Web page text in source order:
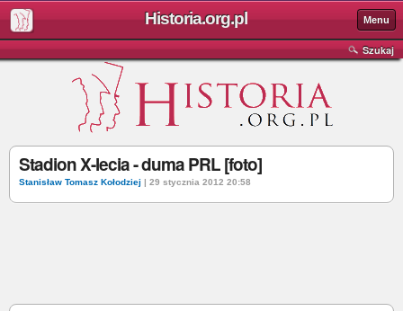
Historia.org.pl Menu
Szukaj
Stadion X-lecia - duma PRL [foto]
Stanisław Tomasz Kołodziej | 29 stycznia 2012 20:58